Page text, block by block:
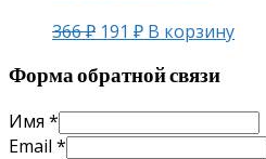
366₽ 191 ₽ В корзину
Форма обратной связи
Имя *
Email *